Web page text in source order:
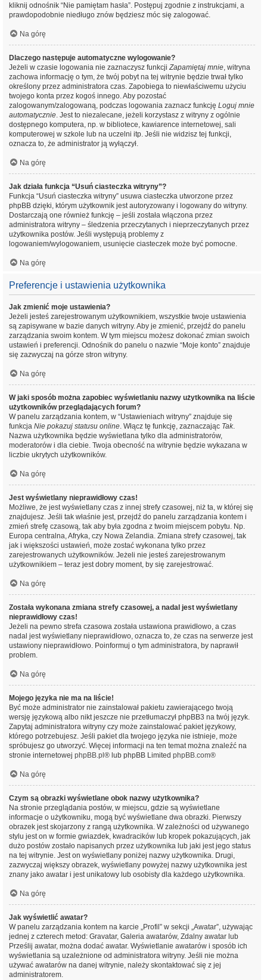
kliknij odnośnik “Nie pamiętam hasła”. Postępuj zgodnie z instrukcjami, a
prawdopodobnie niedługo znów będziesz móc się zalogować.
Na górę
Dlaczego następuje automatyczne wylogowanie?
Jeżeli w czasie logowania nie zaznaczysz funkcjiZapamiętaj mnie, witryna
zachowa informację o tym, że twój pobyt na tej witrynie będzie trwał tylko
określony przez administratora czas. Zapobiega to niewłaściwemu użyciu
twojego konta przez kogoś innego. Aby pozostać
zalogowanym/zalogowaną, podczas logowania zaznacz funkcję Loguj mnie
automatycznie. Jest to niezalecane, jeżeli korzystasz z witryny z ogólnie
dostępnego komputera, np. w bibliotece, kawiarence internetowej, sali
komputerowej w szkole lub na uczelni itp. Jeśli nie widzisz tej funkcji,
oznacza to, że administrator ją wyłączył.
Na górę
Jak działa funkcja “Usuń ciasteczka witryny”?
Funkcja “Usuń ciasteczka witryny” usuwa ciasteczka utworzone przez
phpBB dzięki, którym użytkownik jest autoryzowany i logowany do witryny.
Dostarczają one również funkcję – jeśli została włączona przez
administratora witryny – śledzenia przeczytanych i nieprzeczytanych przez
użytkownika postów. Jeśli występują problemy z
logowaniem/wylogowaniem, usunięcie ciasteczek może być pomocne.
Na górę
Preferencje i ustawienia użytkownika
Jak zmienić moje ustawienia?
Jeżeli jesteś zarejestrowanym użytkownikiem, wszystkie twoje ustawienia
są zapisywane w bazie danych witryny. Aby je zmienić, przejdź do panelu
zarządzania swoim kontem. W tym miejscu możesz dokonać zmian swoich
ustawień i preferencji. Odnośnik do panelu o nazwie “Moje konto” znajduje
się zazwyczaj na górze stron witryny.
Na górę
W jaki sposób można zapobiec wyświetlaniu nazwy użytkownika na liście
użytkowników przeglądających forum?
W panelu zarządzania kontem, w “Ustawieniach witryny” znajduje się
funkcja Nie pokazuj statusu online. Włącz tę funkcję, zaznaczając Tak.
Nazwa użytkownika będzie wyświetlana tylko dla administratorów,
moderatorów i dla ciebie. Twoja obecność na witrynie będzie wykazana w
liczbie ukrytych użytkowników.
Na górę
Jest wyświetlany nieprawidłowy czas!
Możliwe, że jest wyświetlany czas z innej strefy czasowej, niż ta, w której się
znajdujesz. Jeśli tak właśnie jest, przejdź do panelu zarządzania kontem i
zmień strefę czasową, tak aby była zgodna z twoim miejscem pobytu. Np.
Europa centralna, Afryka, czy Nowa Zelandia. Zmiana strefy czasowej, tak
jak i większości ustawień, może zostać wykonana tylko przez
zarejestrowanych użytkowników. Jeżeli nie jesteś zarejestrowanym
użytkownikiem – teraz jest dobry moment, by się zarejestrować.
Na górę
Została wykonana zmiana strefy czasowej, a nadal jest wyświetlany
nieprawidłowy czas!
Jeżeli na pewno strefa czasowa została ustawiona prawidłowo, a czas
nadal jest wyświetlany nieprawidłowo, oznacza to, że czas na serwerze jest
ustawiony nieprawidłowo. Poinformuj o tym administratora, by naprawił
problem.
Na górę
Mojego języka nie ma na liście!
Być może administrator nie zainstalował pakietu zawierającego twoją
wersję językową albo nikt jeszcze nie przetłumaczył phpBB3 na twój język.
Zapytaj administratora witryny czy może zainstalować pakiet językowy,
którego potrzebujesz. Jeśli pakiet dla twojego języka nie istnieje, może
spróbujesz go utworzyć. Więcej informacji na ten temat można znaleźć na
stronie internetowej phpBB.pl ® lub phpBB Limited phpBB.com®
Na górę
Czym są obrazki wyświetlane obok nazwy użytkownika?
Na stronie przeglądania postów, w miejscu, gdzie są wyświetlane
informacje o użytkowniku, mogą być wyświetlane dwa obrazki. Pierwszy
obrazek jest skojarzony z rangą użytkownika. W zależności od używanego
stylu jest on w formie gwiazdek, kwadracików lub kropek pokazujących, jak
dużo postów zostało napisanych przez użytkownika lub jaki jest jego status
na tej witrynie. Jest on wyświetlany poniżej nazwy użytkownika. Drugi,
zazwyczaj większy obrazek, wyświetlany powyżej nazwy użytkownika jest
znany jako awatar i jest unikatowy lub osobisty dla każdego użytkownika.
Na górę
Jak wyświetlić awatar?
W panelu zarządzania kontem na karcie „Profil” w sekcji „Awatar”, używając
jednej z czterech metod: Gravatar, Galeria awatarów, Zdalny awatar lub
Prześlij awatar, można dodać awatar. Wyświetlanie awatarów i sposób ich
wyświetlania są uzależnione od administratora witryny. Jeśli nie można
używać awatarów na danej witrynie, należy skontaktować się z jej
administratorem.